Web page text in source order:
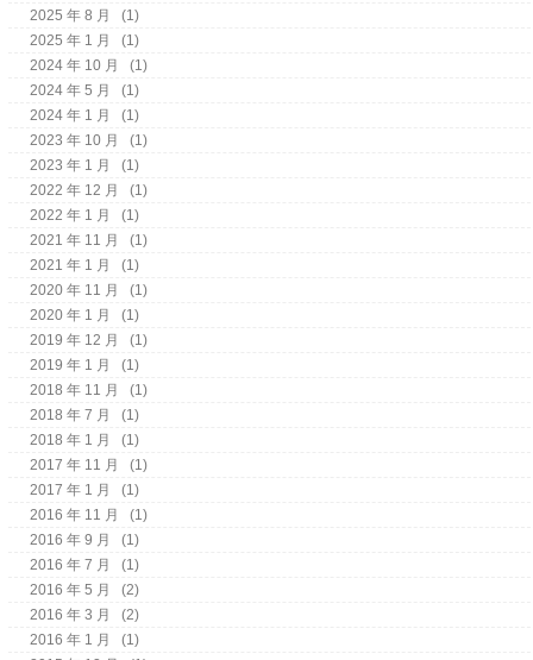
2025 年 8 月
(1)
2025 年 1 月
(1)
2024 年 10 月
(1)
2024 年 5 月
(1)
2024 年 1 月
(1)
2023 年 10 月
(1)
2023 年 1 月
(1)
2022 年 12 月
(1)
2022 年 1 月
(1)
2021 年 11 月
(1)
2021 年 1 月
(1)
2020 年 11 月
(1)
2020 年 1 月
(1)
2019 年 12 月
(1)
2019 年 1 月
(1)
2018 年 11 月
(1)
2018 年 7 月
(1)
2018 年 1 月
(1)
2017 年 11 月
(1)
2017 年 1 月
(1)
2016 年 11 月
(1)
2016 年 9 月
(1)
2016 年 7 月
(1)
2016 年 5 月
(2)
2016 年 3 月
(2)
2016 年 1 月
(1)